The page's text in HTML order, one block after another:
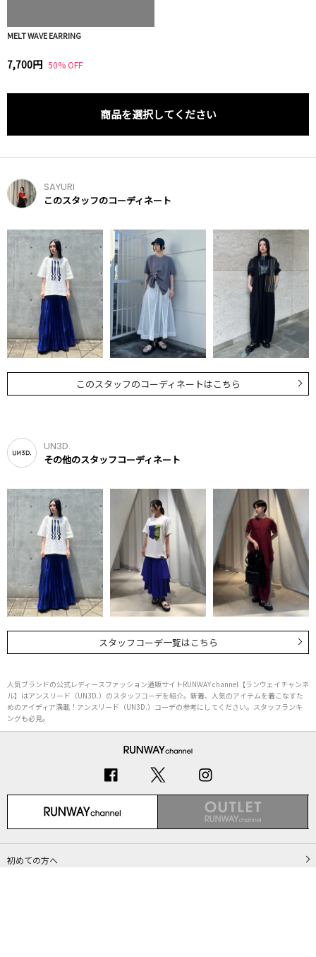
MELT WAVE EARRING
7,700円 50% OFF
商品を選択してください
SAYURI
このスタッフのコーディネート
このスタッフのコーディネートはこちら
UN3D.
その他のスタッフコーディネート
スタッフコーデ一覧はこちら
人気ブランドの公式レディースファッション通販サイトRUNWAY channel【ランウェイチャンネ
ル】はアンスリード（UN3D.）のスタッフコーデを紹介。新着、人気のアイテムを着こなすた
めのアイディア満載！アンスリード（UN3D.）コーデの参考にしてください。スタッフランキ
ングも必見。
初めての方へ